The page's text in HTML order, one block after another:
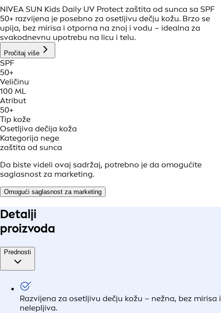
NIVEA SUN Kids Daily UV Protect zaštita od sunca sa SPF
50+ razvijena je posebno za osetljivu dečju kožu. Brzo se
upija, bez mirisa i otporna na znoj i vodu – idealna za
svakodnevnu upotrebu na licu i telu.
Pročitaj više
SPF
50+
Veličinu
100 ML
Atribut
50+
Tip kože
Osetljiva dečija koža
Kategorija nege
zaštita od sunca
Da biste videli ovaj sadržaj, potrebno je da omogućite
saglasnost za marketing.
Omogući saglasnost za marketing
Detalji
proizvoda
Prednosti
Razvijena za osetljivu dečju kožu – nežna, bez mirisa i
nelepljiva.